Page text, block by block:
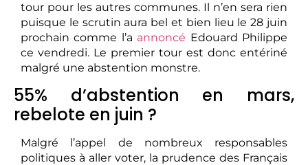
tour pour les autres communes. Il n’en sera rien
puisque le scrutin aura bel et bien lieu le 28 juin
prochain comme l’a annoncé Edouard Philippe
ce vendredi. Le premier tour est donc entériné
malgré une abstention monstre.
55% d’abstention en mars,
rebelote en juin ?
Malgré l’appel de nombreux responsables
politiques à aller voter, la prudence des Français